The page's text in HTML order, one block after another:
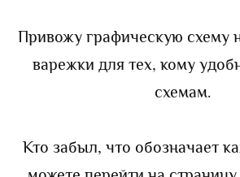
Привожу графическую схему
варежки для тех, кому
схемам.
Кто забыл, что обозначает